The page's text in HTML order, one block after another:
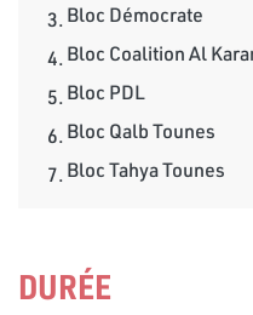
3.Bloc Démocrate
4.Bloc Coalition Al
5.Bloc PDL
6.Bloc Qalb Tounes
7.Bloc Tahya Tounes
DURÉE